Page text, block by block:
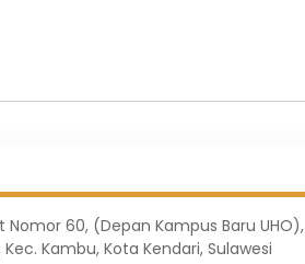
Nomor 60, (Depan Kampus Baru UHO),
Kambu, Kota Kendari, Sulawesi